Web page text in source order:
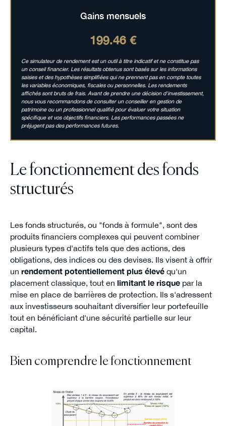
Gains mensuels
199.46 €
Ce simulateur de rendement est un outil à titre indicatif et ne constitue pas
un conseil financier. Les résultats obtenus sont basés sur les informations
saisies et des hypothèses simplifiées qui ne prennent pas en compte toutes
les variables économiques, fiscales ou personnelles. Les rendements
affichés sont bruts de frais. Avant de prendre une décision d'investissement,
nous vous recommandons de consulter un conseiller en gestion de
patrimoine ou un professionnel qualifié pour évaluer votre situation
spécifique et vos objectifs financiers. Les performances passées ne
préjugent pas des performances futures.
Le fonctionnement des fonds
structurés
Les fonds structurés, ou "fonds à formule", sont des
produits financiers complexes qui peuvent combiner
plusieurs types d'actifs tels que des actions, des
obligations, des indices ou des devises. Ils visent à offrir
un rendement potentiellement plus élevéqu'un
placement classique, tout en limitant le risquepar la
mise en place de barrières de protection. Ils s'adressent
aux investisseurs souhaitant diversifier leur portefeuille
tout en bénéficiant d'une sécurité partielle sur leur
capital.
Bien comprendre le fonctionnement